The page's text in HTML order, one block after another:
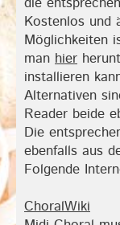
Kostenlos und
Möglichkeiten
man hier
installieren
Alternativen
Reader beide
Die
ebenfalls aus
Folgende
ChoralWiki